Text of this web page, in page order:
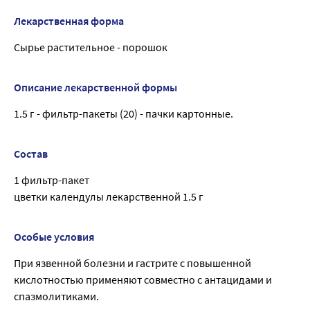
Лекарственная форма
Сырье растительное - порошок
Описание лекарственной формы
1.5 г - фильтр-пакеты (20) - пачки картонные.
Состав
1 фильтр-пакет
цветки календулы лекарственной 1.5 г
Особые условия
При язвенной болезни и гастрите с повышенной
кислотностью применяют совместно с антацидами и
спазмолитиками.